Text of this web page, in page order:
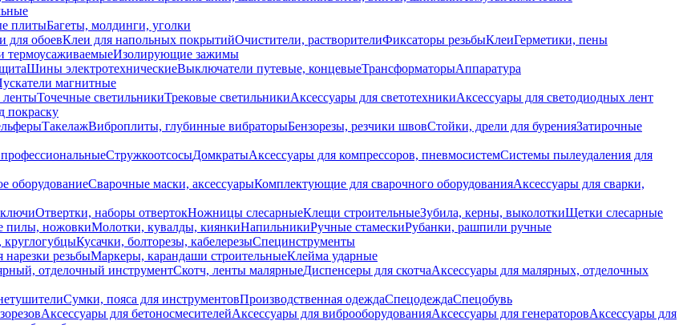
плитыБагеты, молдинги, уголки
для обоевКлеи для напольных покрытийОчистители, растворителиФиксаторы резьбыКлеиГерметики, пены
термоусаживаемыеИзолирующие зажимы
Шины электротехническиеВыключатели путевые, концевыеТрансформаторыАппаратура
магнитные
лентыТочечные светильникиТрековые светильникиАксессуары для светотехникиАксессуары для светодиодных лент
покраску
ТакелажВиброплиты, глубинные вибраторыБензорезы, резчики швовСтойки, дрели для буренияЗатирочные
СтружкоотсосыДомкратыАксессуары для компрессоров, пневмосистемСистемы пылеудаления для
оборудованиеСварочные маски, аксессуарыКомплектующие для сварочного оборудованияАксессуары для сварки,
Отвертки, наборы отвертокНожницы слесарныеКлещи строительныеЗубила, керны, выколоткиЩетки слесарные
пилы, ножовкиМолотки, кувалды, киянкиНапильникиРучные стамескиРубанки, рашпили ручные
Кусачки, болторезы, кабелерезыСпецинструменты
резьбыМаркеры, карандаши строительныеКлейма ударные
отделочный инструментСкотч, ленты малярныеДиспенсеры для скотчаАксессуары для малярных, отделочных
Сумки, пояса для инструментовПроизводственная одеждаСпецодеждаСпецобувь
Аксессуары для бетоносмесителейАксессуары для виброоборудованияАксессуары для генераторовАксессуары для